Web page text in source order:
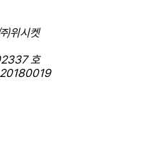
위시켓
호